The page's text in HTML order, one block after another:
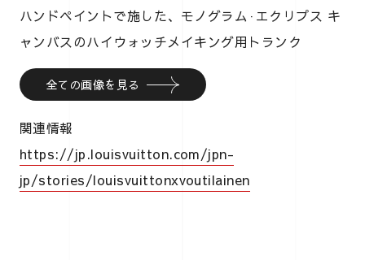
ハンドペイントで施した、モノグラム·エクリプス キ
ャンバスのハイウォッチメイキング用トランク
全ての画像を見る
関連情報
https://jp.louisvuitton.com/jpn-
jp/stories/louisvuittonxvoutilainen